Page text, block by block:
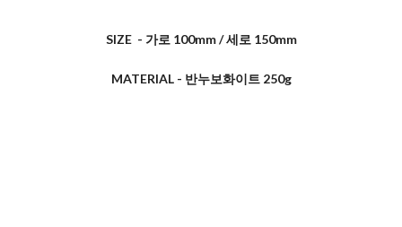
SIZE - 가로 100mm / 세로 150mm
MATERIAL - 반누보화이트 250g